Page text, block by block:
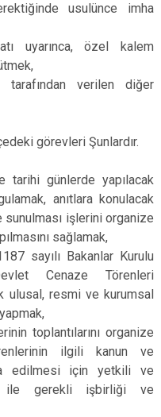
usulünce imha
uyarınca, özel kalem
verilen diğer
görevleri Şunlardır.
günlerde yapılacak
anıtlara konulacak
sunulması işlerini organize
sağlamak,
sayılı Bakanlar Kurulu
Cenaze Törenleri
ulusal, resmi ve kurumsal
toplantılarını organize
ilgili kanun ve
edilmesi için yetkili ve
ile gerekli işbirliği ve